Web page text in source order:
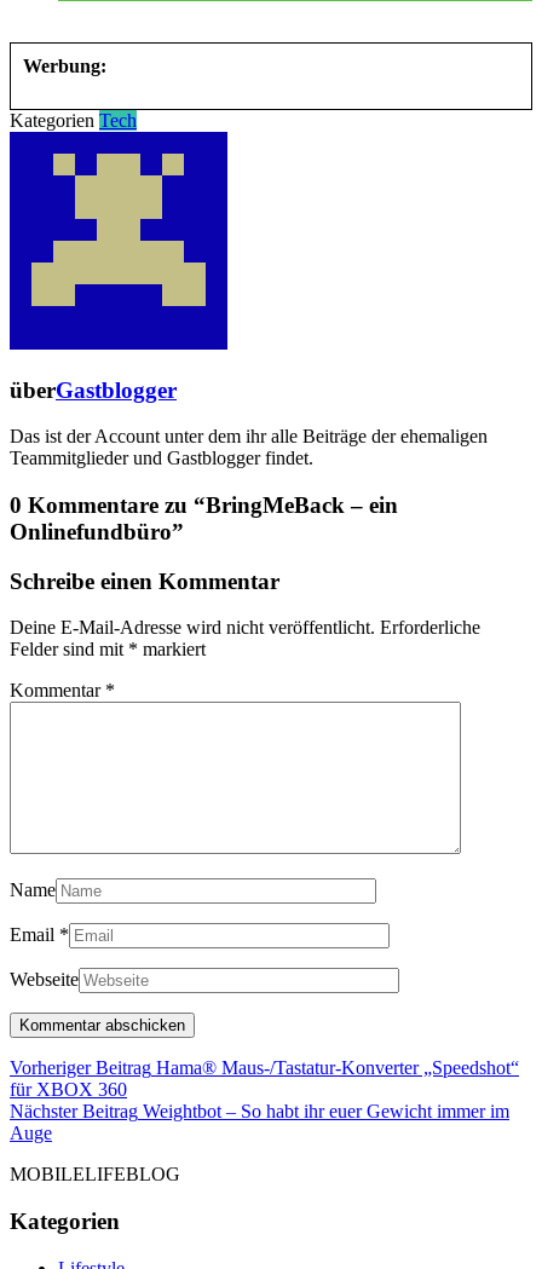
Werbung:
Kategorien Tech
überGastblogger
Das ist der Account unter dem ihr alle Beiträge der ehemaligen
Teammitglieder und Gastblogger findet.
0 Kommentare zu “BringMeBack – ein
Onlinefundbüro”
Schreibe einen Kommentar
Deine E-Mail-Adresse wird nicht veröffentlicht. Erforderliche
Felder sind mit * markiert
Kommentar *
Name
Email *
Webseite
Beitragsnavigation
Vorheriger Beitrag Hama® Maus-/Tastatur-Konverter „Speedshot“
für XBOX 360Vorheriger
Beitrag
Nächster Beitrag Weightbot – So habt ihr euer Gewicht immer im
AugeNächster
MOBILELIFEBLOG
Kategorien